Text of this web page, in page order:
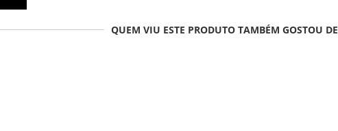
QUEM VIU ESTE PRODUTO TAMBÉM GOSTOU DE